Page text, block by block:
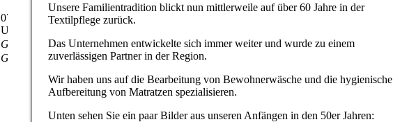
07:00-16:00
Uhr
Geschlossen
Geschlossen
Unsere Familientradition blickt nun mittlerweile auf über 60 Jahre in der
Textilpflege zurück.
Das Unternehmen entwickelte sich immer weiter und wurde zu einem
zuverlässigen Partner in der Region.
Wir haben uns auf die Bearbeitung von Bewohnerwäsche und die hygienische
Aufbereitung von Matratzen spezialisieren.
Unten sehen Sie ein paar Bilder aus unseren Anfängen in den 50er Jahren: